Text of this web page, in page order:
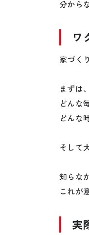
分から
ワ
家づく
まずは
どんな
どんな
そして
知らな
これが
実